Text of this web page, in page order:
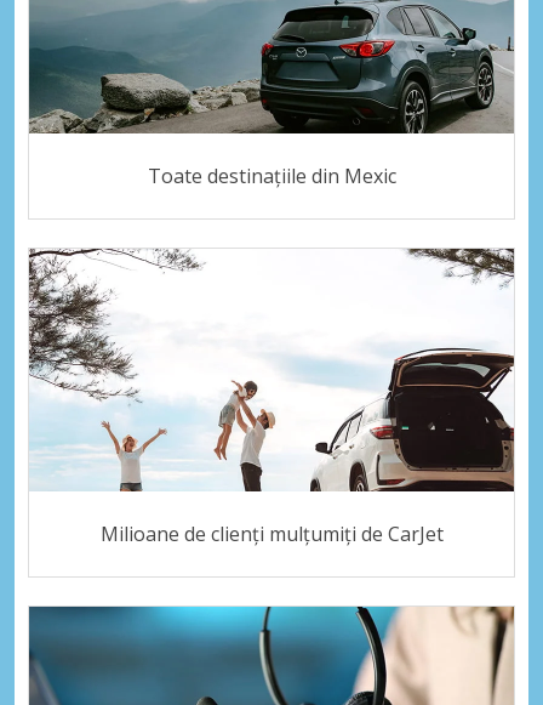
Toate destinațiile din Mexic
Milioane de clienți mulțumiți de CarJet